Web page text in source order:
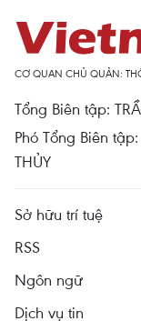
CƠ QUAN CHỦ QUẢN:
Tổng Biên tập:
Phó Tổng Biên
THỦY
Sở hữu trí tuệ
RSS
Ngôn ngữ
Dịch vụ tin